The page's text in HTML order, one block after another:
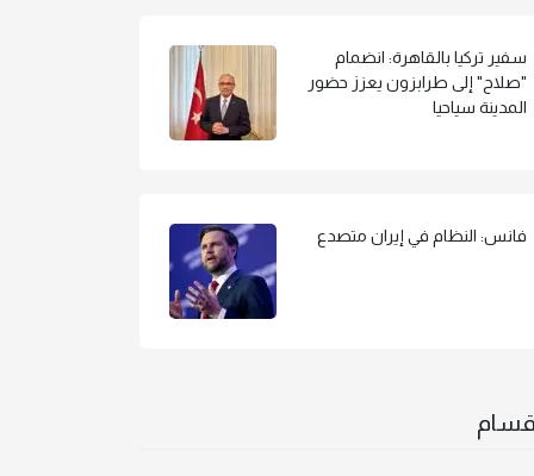
سفير تركيا بالقاهرة: انضمام
"صلاح" إلى طرابزون يعزز حضور
المدينة سياحيا
فانس: النظام في إيران متصدع